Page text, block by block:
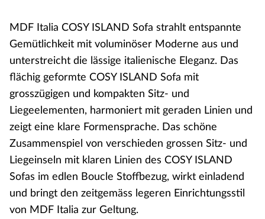
MDF Italia COSY ISLAND Sofa strahlt entspannte
Gemütlichkeit mit voluminöser Moderne aus und
unterstreicht die lässige italienische Eleganz. Das
flächig geformte COSY ISLAND Sofa mit
grosszügigen und kompakten Sitz- und
Liegeelementen, harmoniert mit geraden Linien und
zeigt eine klare Formensprache. Das schöne
Zusammenspiel von verschieden grossen Sitz- und
Liegeinseln mit klaren Linien des COSY ISLAND
Sofas im edlen Boucle Stoffbezug, wirkt einladend
und bringt den zeitgemäss legeren Einrichtungsstil
von MDF Italia zur Geltung.